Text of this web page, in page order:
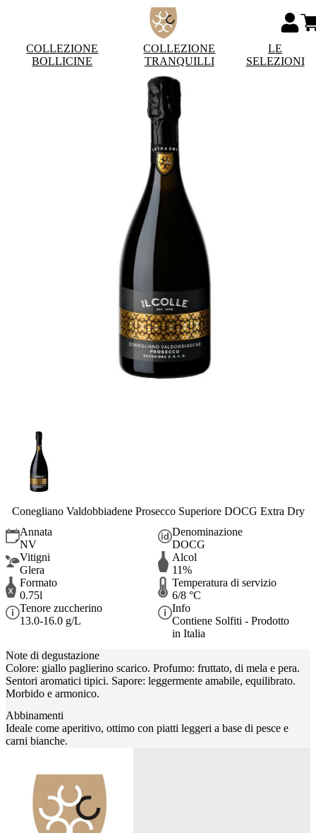
COLLEZIONE
BOLLICINE
COLLEZIONE
TRANQUILLI
LE
SELEZIONI
Conegliano Valdobbiadene Prosecco Superiore DOCG Extra Dry
Annata
NV
Denominazione
DOCG
Vitigni
Glera
Alcol
11%
Formato
0.75l
Temperatura di servizio
6/8 °C
Tenore zuccherino
13.0-16.0 g/L
Info
Contiene Solfiti - Prodotto
in Italia
Note di degustazione
Colore: giallo paglierino scarico. Profumo: fruttato, di mela e pera.
Sentori aromatici tipici. Sapore: leggermente amabile, equilibrato.
Morbido e armonico.
Abbinamenti
Ideale come aperitivo, ottimo con piatti leggeri a base di pesce e
carni bianche.